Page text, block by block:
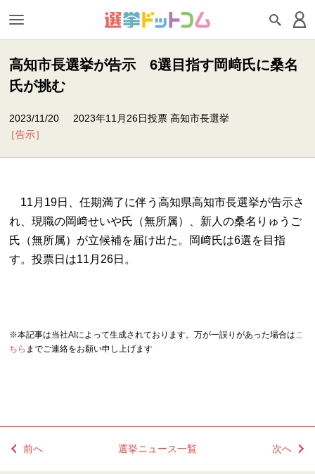
高知市長選挙が告示 6選目指す岡﨑氏に桑名
氏が挑む
2023/11/20
［告示］
2023年11月26日投票 高知市長選挙
11月19日、任期満了に伴う高知県高知市長選挙が告示さ
れ、現職の岡﨑せいや氏（無所属）、新人の桑名りゅうご
氏（無所属）が立候補を届け出た。岡﨑氏は6選を目指
す。投票日は11月26日。
※本記事は当社AIによって生成されております。万が一誤りがあった場合はこ
ちら までご連絡をお願い申し上げます
前へ 選挙ニュース一覧 次へ